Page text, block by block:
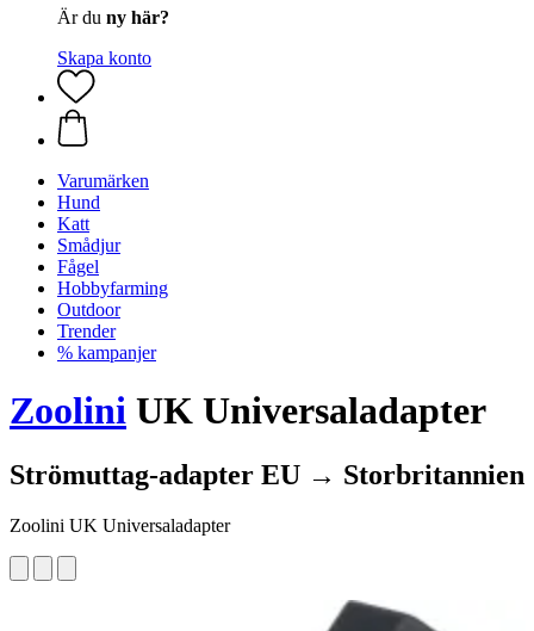
Är du ny här?
Skapa konto
Varumärken
Hund
Katt
Smådjur
Fågel
Hobbyfarming
Outdoor
Trender
% kampanjer
Zoolini UK Universaladapter
Strömuttag-adapter EU → Storbritannien
Zoolini UK Universaladapter